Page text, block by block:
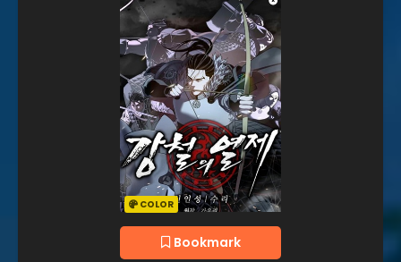
COLOR
Bookmark